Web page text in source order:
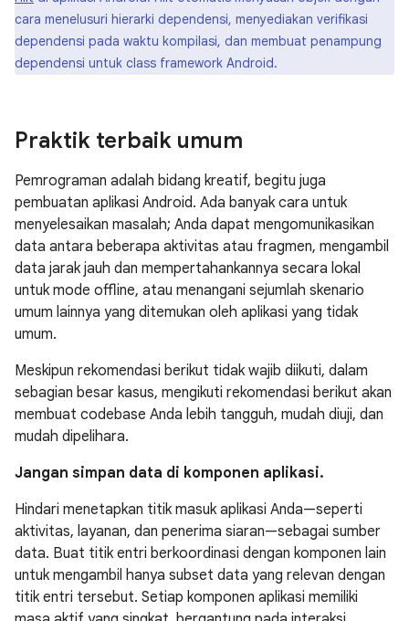
cara menelusuri hierarki dependensi, menyediakan verifikasi
dependensi pada waktu kompilasi, dan membuat penampung
dependensi untuk class framework Android.
Praktik terbaik umum
Pemrograman adalah bidang kreatif, begitu juga
pembuatan aplikasi Android. Ada banyak cara untuk
menyelesaikan masalah; Anda dapat mengomunikasikan
data antara beberapa aktivitas atau fragmen, mengambil
data jarak jauh dan mempertahankannya secara lokal
untuk mode offline, atau menangani sejumlah skenario
umum lainnya yang ditemukan oleh aplikasi yang tidak
umum.
Meskipun rekomendasi berikut tidak wajib diikuti, dalam
sebagian besar kasus, mengikuti rekomendasi berikut akan
membuat codebase Anda lebih tangguh, mudah diuji, dan
mudah dipelihara.
Jangan simpan data di komponen aplikasi.
Hindari menetapkan titik masuk aplikasi Anda—seperti
aktivitas, layanan, dan penerima siaran—sebagai sumber
data. Buat titik entri berkoordinasi dengan komponen lain
untuk mengambil hanya subset data yang relevan dengan
titik entri tersebut. Setiap komponen aplikasi memiliki